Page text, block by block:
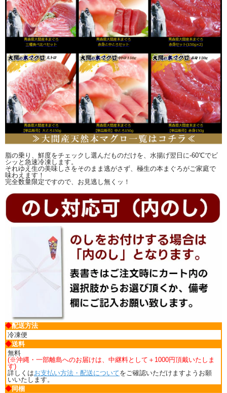
脂の乗り、鮮度をチェックし選んだものだけを、水揚げ翌日に-60℃でビ
シッと急速冷凍します。
それゆえ生の美味しさをそのまま逃がさず、極生の本まぐろがご家庭で
味わえます！
完全数量限定ですので、お見逃し無くッ！
◆配送方法
冷凍便
◆送料
無料
(※沖縄・一部離島へのお届けは、中継料として＋1000円頂戴いたしま
す)
詳しくはお支払い方法・配送についてをご確認いただけますようお願
いいたします。
◆同梱